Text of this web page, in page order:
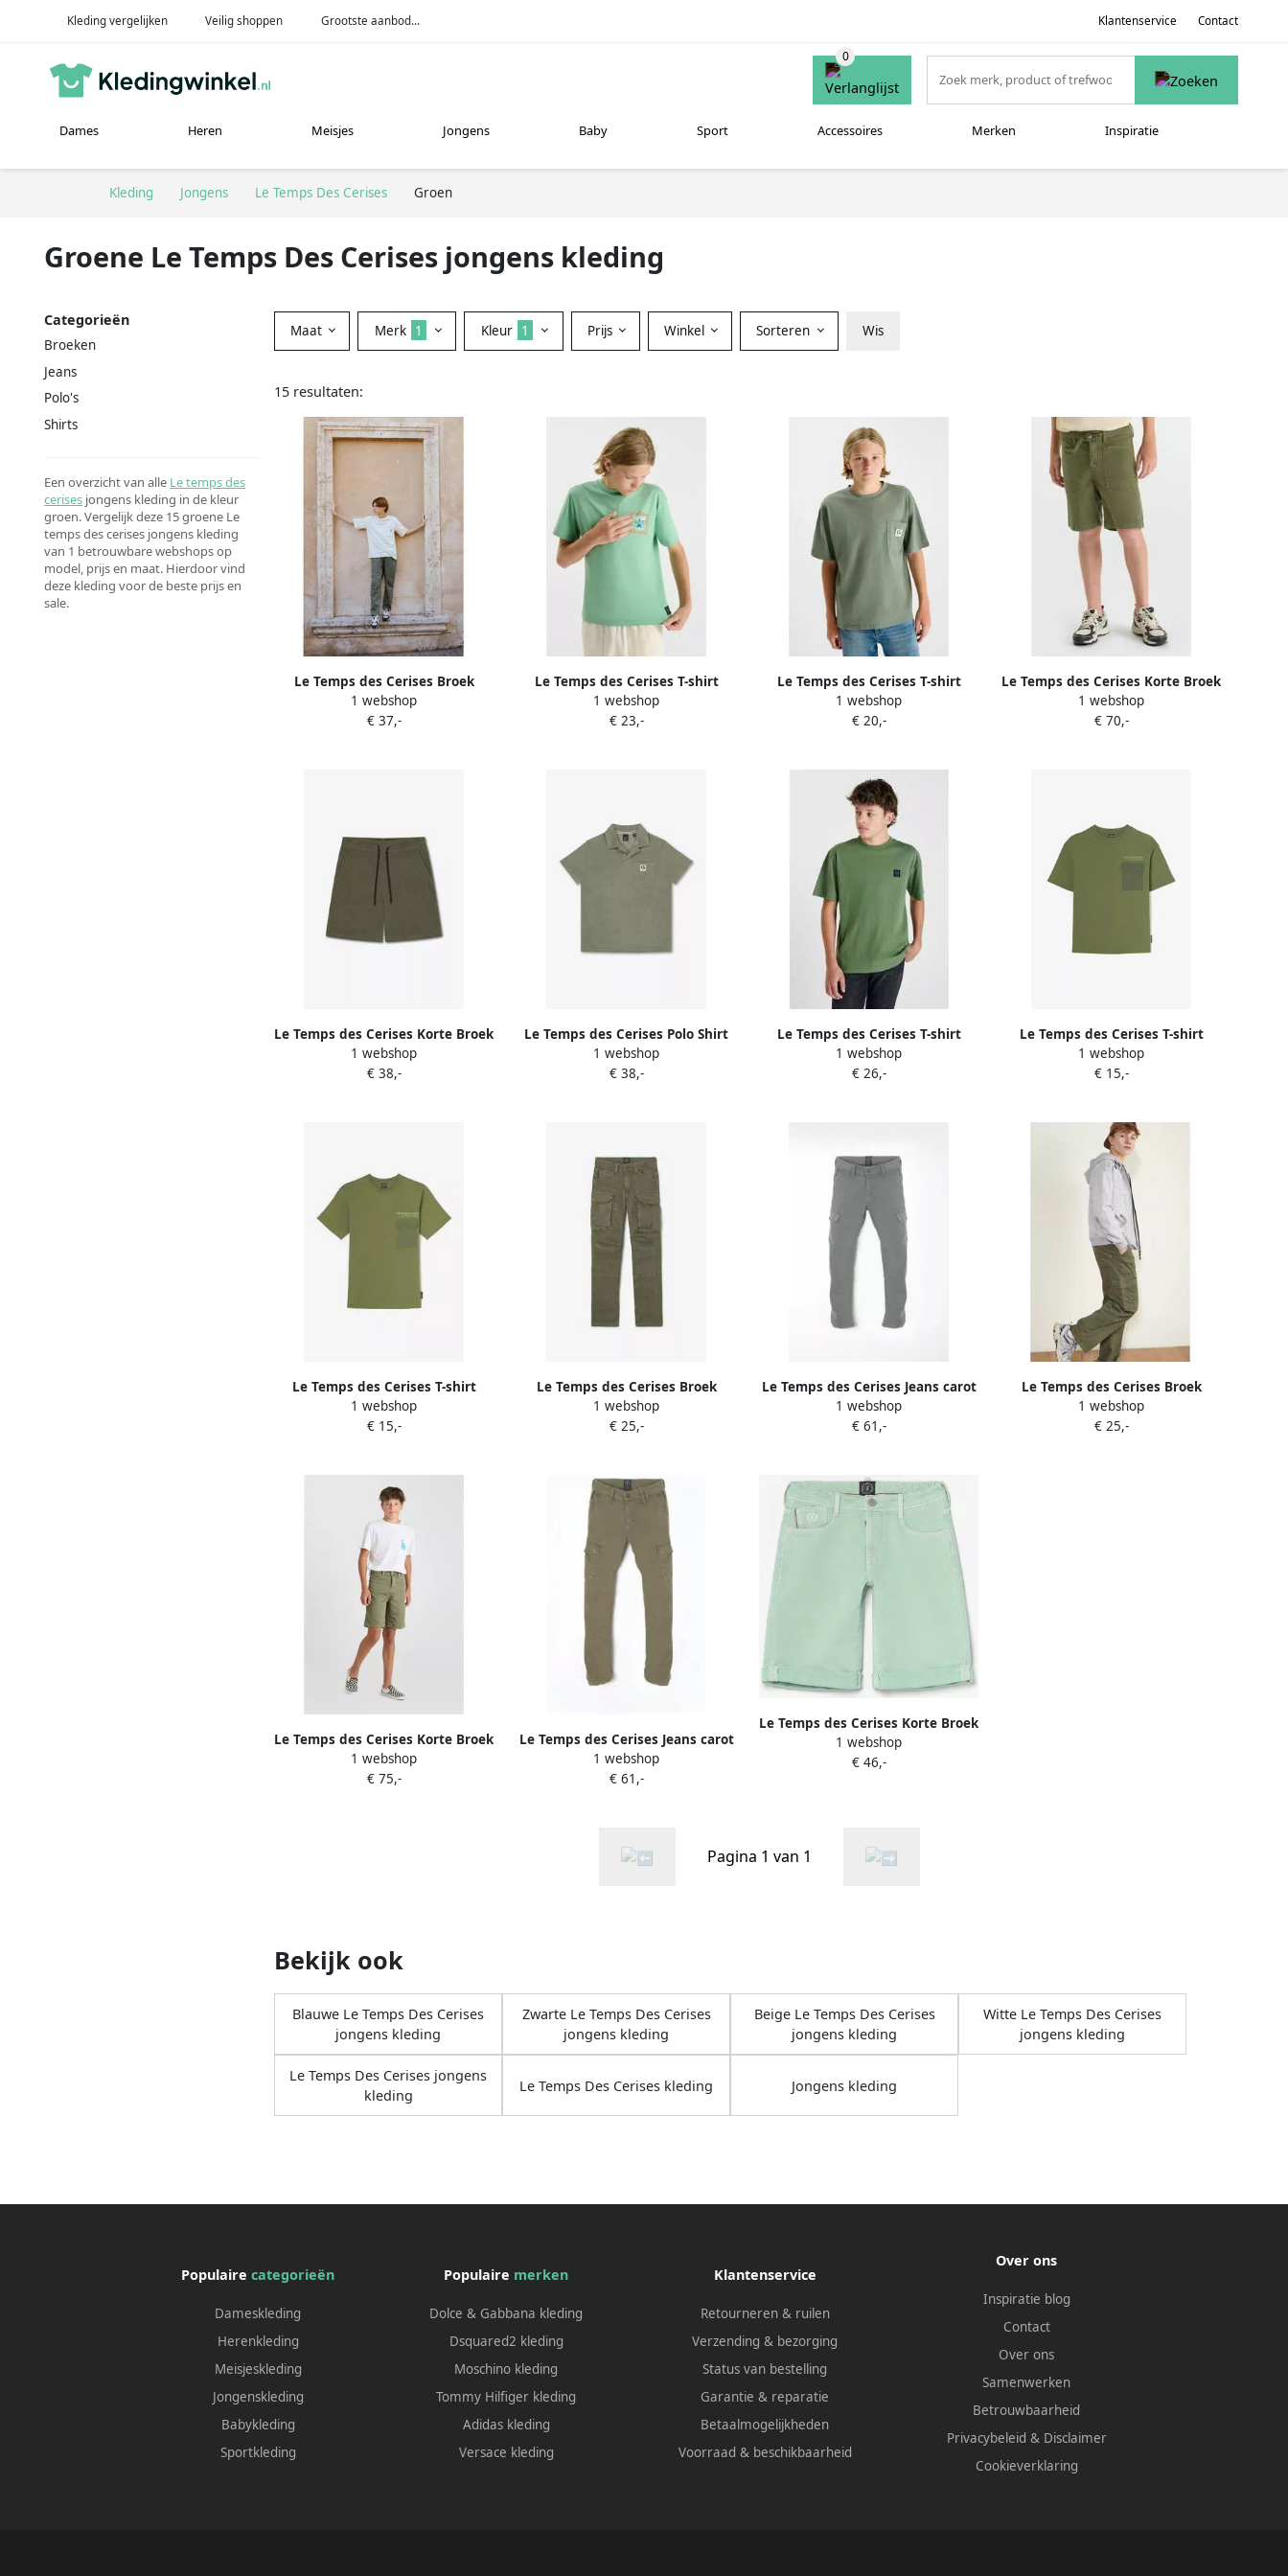
Kleding vergelijken Veilig shoppen Grootste aanbod... Klantenservice Contact
Dames Heren Meisjes Jongens Baby Sport Accessoires Merken Inspiratie
Kleding Jongens Le Temps Des Cerises Groen
Groene Le Temps Des Cerises jongens kleding
Categorieën
Broeken
Jeans
Polo's
Shirts
Een overzicht van alle Le temps des
cerises jongens kleding in de kleur
groen. Vergelijk deze 15 groene Le
temps des cerises jongens kleding
van 1 betrouwbare webshops op
model, prijs en maat. Hierdoor vind
deze kleding voor de beste prijs en
sale.
Maat Merk 1 Kleur 1 Prijs Winkel Sorteren Wis
15 resultaten:
Le Temps des Cerises Broek
HAWBO rechte broek
1 webshop
€ 37,-
Le Temps des Cerises T-shirt
WAVEBO-T-shirt
1 webshop
€ 23,-
Le Temps des Cerises T-shirt
Korte Mouw PATUBO-T-shirt
1 webshop
€ 20,-
Le Temps des Cerises Korte Broek
Bermudashort HAXO WO
1 webshop
€ 70,-
Le Temps des Cerises Korte Broek
ERATOBO korte broek
1 webshop
€ 38,-
Le Temps des Cerises Polo Shirt
Korte Mouw ERANBO-poloshirt
1 webshop
€ 38,-
Le Temps des Cerises T-shirt
Korte Mouw TIABO-T-shirt
1 webshop
€ 26,-
Le Temps des Cerises T-shirt
MASONBO
1 webshop
€ 15,-
Le Temps des Cerises T-shirt
Korte Mouw T-shirt MASONBO
1 webshop
€ 15,-
Le Temps des Cerises Broek
cargo AARAN
1 webshop
€ 25,-
Le Temps des Cerises Jeans carot
KALVIN lengte 34
1 webshop
€ 61,-
Le Temps des Cerises Broek
cargo TRITON
1 webshop
€ 25,-
Le Temps des Cerises Korte Broek
Bermudashort JOGG
1 webshop
€ 75,-
Le Temps des Cerises Jeans carot
KALVIN lengte 34
1 webshop
€ 61,-
Le Temps des Cerises Korte Broek
Bermuda short JOGG
1 webshop
€ 46,-
Pagina 1 van 1
Bekijk ook
Blauwe Le Temps Des Cerises
jongens kleding
Zwarte Le Temps Des Cerises
jongens kleding
Beige Le Temps Des Cerises
jongens kleding
Witte Le Temps Des Cerises
jongens kleding
Le Temps Des Cerises jongens
kleding
Le Temps Des Cerises kleding Jongens kleding
Populairecategorieën
Dameskleding
Herenkleding
Meisjeskleding
Jongenskleding
Babykleding
Sportkleding
Populaire merken
Dolce & Gabbana kleding
Dsquared2 kleding
Moschino kleding
Tommy Hilfiger kleding
Adidas kleding
Versace kleding
Klantenservice
Retourneren & ruilen
Verzending & bezorging
Status van bestelling
Garantie & reparatie
Betaalmogelijkheden
Voorraad & beschikbaarheid
Over ons
Inspiratie blog
Contact
Over ons
Samenwerken
Betrouwbaarheid
Privacybeleid & Disclaimer
Cookieverklaring